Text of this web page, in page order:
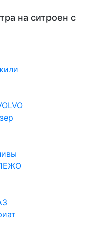
на ситроен с